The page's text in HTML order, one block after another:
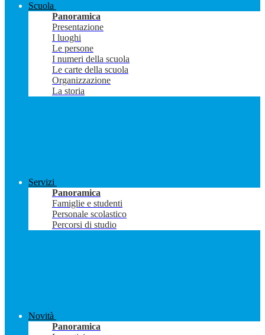
Scuola
Panoramica
Presentazione
I luoghi
Le persone
I numeri della scuola
Le carte della scuola
Organizzazione
La storia
Servizi
Panoramica
Famiglie e studenti
Personale scolastico
Percorsi di studio
Novità
Panoramica